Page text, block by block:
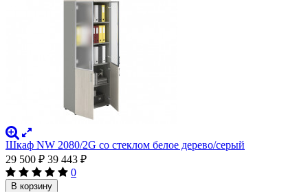
Шкаф NW 2080/2G со стеклом белое дерево/серый
29 500 ₽ 39 443 ₽
0
В корзину